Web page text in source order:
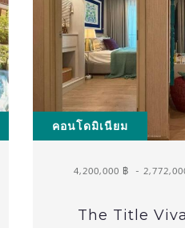
คอนโดมิเนียม
4,200,000 ฿ -
The Title